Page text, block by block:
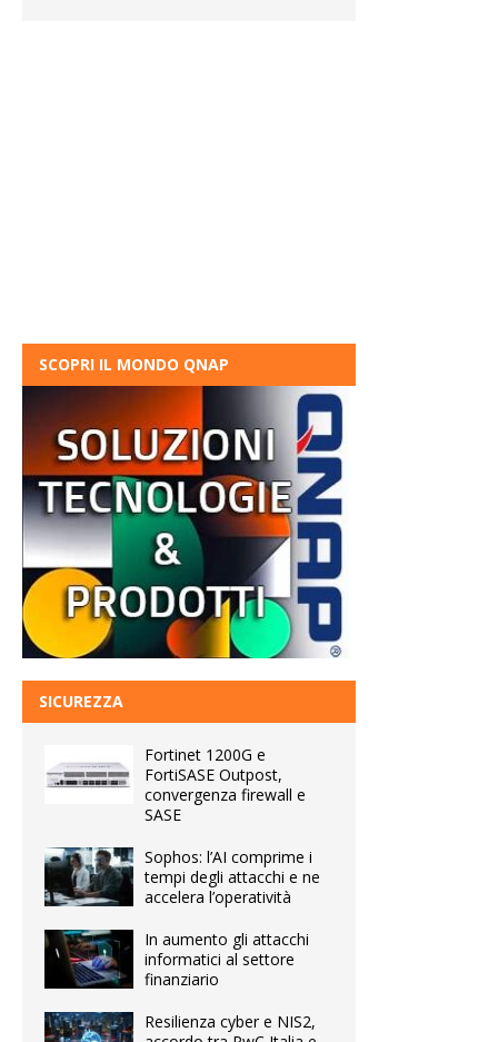
SCOPRI IL MONDO QNAP
SICUREZZA
Fortinet 1200G e
FortiSASE Outpost,
convergenza firewall e
SASE
Sophos: l’AI comprime i
tempi degli attacchi e ne
accelera l’operatività
In aumento gli attacchi
informatici al settore
finanziario
Resilienza cyber e NIS2,